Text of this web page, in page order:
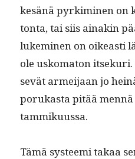
kesänä pyrkimi­nen on
ton­ta, tai siis ainakin
lukem­i­nen on oikeasti
ole usko­ma­ton
sevät armei­jaan jo
porukas­ta pitää
tammikuussa.
Tämä sys­tee­mi takaa